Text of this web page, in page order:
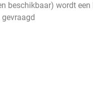
beschikbaar) wordt een